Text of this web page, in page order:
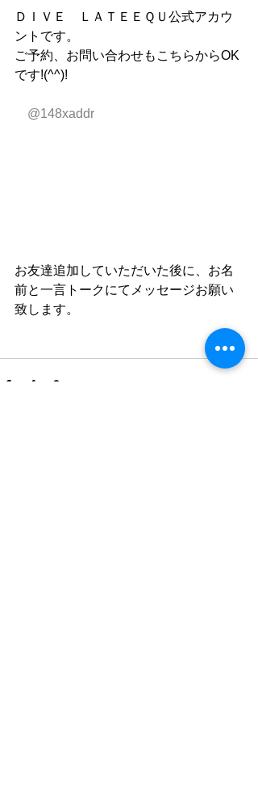
ＤＩＶＥ　ＬＡＴＥＥＱＵ公式アカウ
ントです。
ご予約、お問い合わせもこちらからOK
です!(^^)!
@148xaddr
お友達追加していただいた後に、お名
前と一言トークにてメッセージお願い
致します。